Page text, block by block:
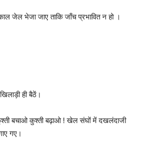
जेल भेजा जाए ताकि जाँच प्रभावित न हो ।
ही बैठें।
कुश्ती बचाओ कुश्ती बढ़ाओ ! खेल संघों में दखलंदाजी
गए।